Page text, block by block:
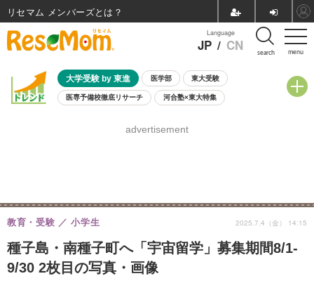
menu
Language
JP / CN search
大学受験 by 東進 医学部 東大受験
医専予備校徹底リサーチ 河合塾×東大特集
8月開催学校説明会・相談会
advertisement
種子島・南種子町へ「宇宙留学」募集期間8/1-
9/30 2枚目の写真・画像
教育・受験 小学生 2025.7.4（金） 14:15
リセマム メンバーズ